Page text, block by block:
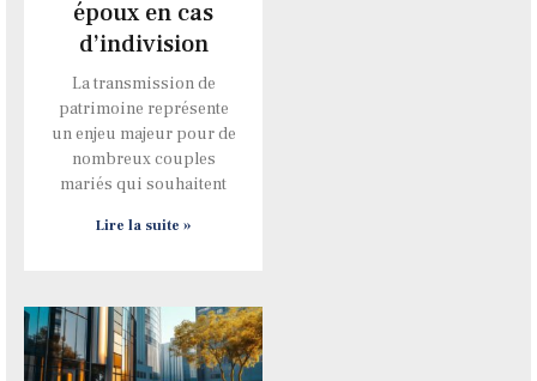
époux en cas
d’indivision
La transmission de
patrimoine représente
un enjeu majeur pour de
nombreux couples
mariés qui souhaitent
Lire la suite »